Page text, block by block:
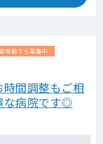
常勤でも募集中
間調整もご相
な病院です◎